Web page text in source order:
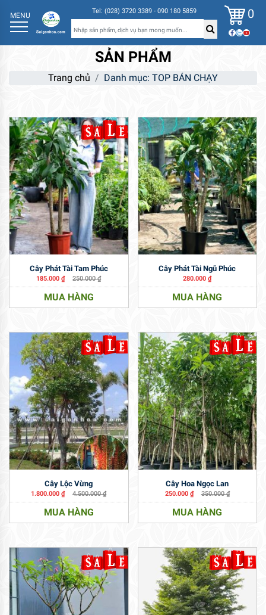
MENU Tel: (028) 3720 3389 - 090 180 5859 0
SẢN PHẨM
Trang chủ Danh mục: TOP BÁN CHẠY
Cây Phát Tài Tam Phúc
185.000₫ 250.000₫
MUA HÀNG
Cây Phát Tài Ngũ Phúc
280.000₫
MUA HÀNG
Cây Lộc Vừng
1.800.000₫ 4.500.000₫
MUA HÀNG
Cây Hoa Ngọc Lan
250.000 ₫ 350.000₫
MUA HÀNG